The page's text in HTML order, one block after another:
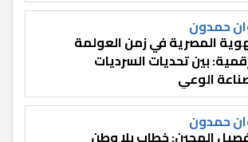
حمدون
المصرية في زمن العولمة
بين تحديات السرديات
الوعي
حمدون